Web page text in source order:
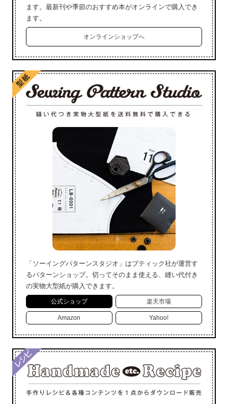
ます。最新刊や季節のおすすめ本がオンラインで購入でき
ます。
オンラインショップへ
「ソーイングパターンスタジオ」はブティック社が運営す
るパターンショップ。切ってそのまま使える、縫い代付き
の実物大型紙が購入できます。
公式ショップ 楽天市場
Amazon Yahoo!